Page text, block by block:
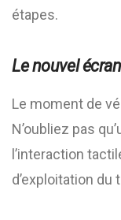
étapes.
Le nouvel
Le moment de
N’oubliez pas
l’interaction
d’exploitation du